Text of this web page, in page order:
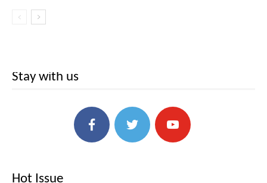
Stay with us
Hot Issue